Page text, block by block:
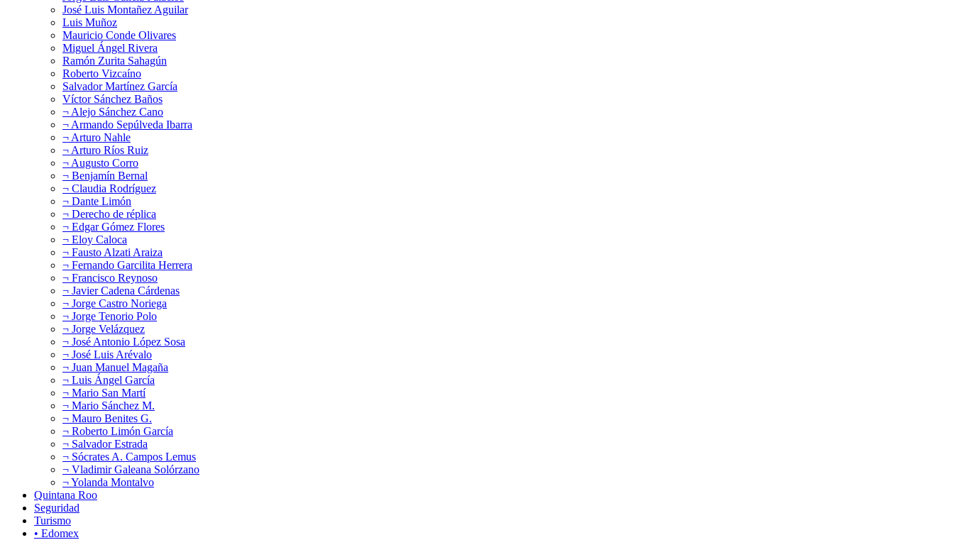
José Luis Montañez Aguilar
Luis Muñoz
Mauricio Conde Olivares
Miguel Ángel Rivera
Ramón Zurita Sahagún
Roberto Vizcaíno
Salvador Martínez García
Víctor Sánchez Baños
¬ Alejo Sánchez Cano
¬ Armando Sepúlveda Ibarra
¬ Arturo Nahle
¬ Arturo Ríos Ruiz
¬ Augusto Corro
¬ Benjamín Bernal
¬ Claudia Rodríguez
¬ Dante Limón
¬ Derecho de réplica
¬ Edgar Gómez Flores
¬ Eloy Caloca
¬ Fausto Alzati Araiza
¬ Fernando Garcilita Herrera
¬ Francisco Reynoso
¬ Javier Cadena Cárdenas
¬ Jorge Castro Noriega
¬ Jorge Tenorio Polo
¬ Jorge Velázquez
¬ José Antonio López Sosa
¬ José Luis Arévalo
¬ Juan Manuel Magaña
¬ Luis Ángel García
¬ Mario San Martí
¬ Mario Sánchez M.
¬ Mauro Benites G.
¬ Roberto Limón García
¬ Salvador Estrada
¬ Sócrates A. Campos Lemus
¬ Vladimir Galeana Solórzano
¬ Yolanda Montalvo
Quintana Roo
Seguridad
Turismo
• Edomex